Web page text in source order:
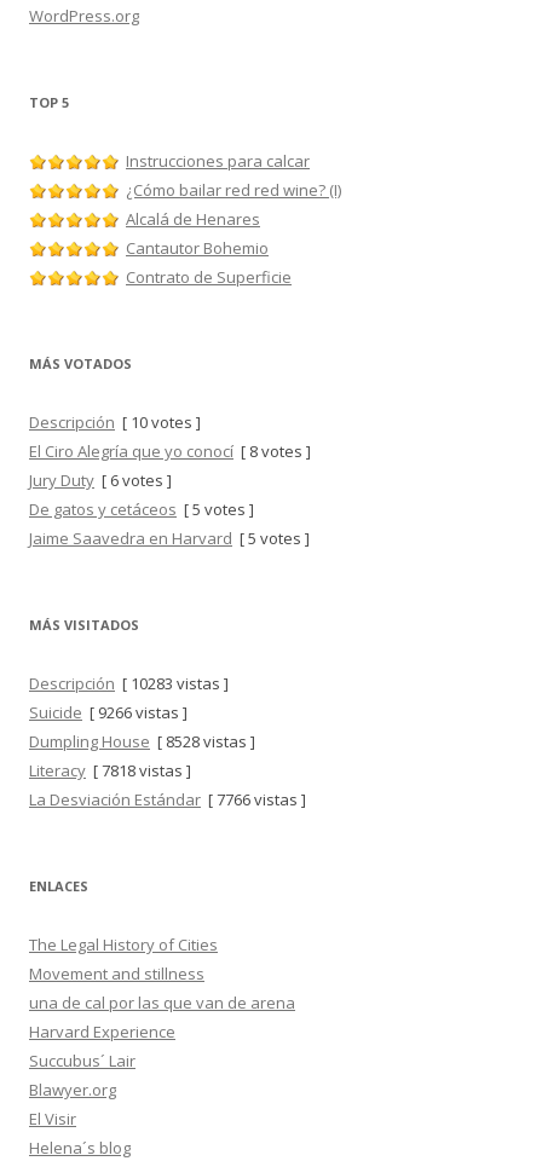
WordPress.org
TOP 5
Instrucciones para calcar
¿Cómo bailar red red wine? (I)
Alcalá de Henares
Cantautor Bohemio
Contrato de Superficie
MÁS VOTADOS
Descripción [ 10 votes ]
El Ciro Alegría que yo conocí [ 8 votes ]
Jury Duty [ 6 votes ]
De gatos y cetáceos [ 5 votes ]
Jaime Saavedra en Harvard [ 5 votes ]
MÁS VISITADOS
Descripción [ 10283 vistas ]
Suicide [ 9266 vistas ]
Dumpling House [ 8528 vistas ]
Literacy [ 7818 vistas ]
La Desviación Estándar [ 7766 vistas ]
ENLACES
The Legal History of Cities
Movement and stillness
una de cal por las que van de arena
Harvard Experience
Succubus´ Lair
Blawyer.org
El Visir
Helena´s blog